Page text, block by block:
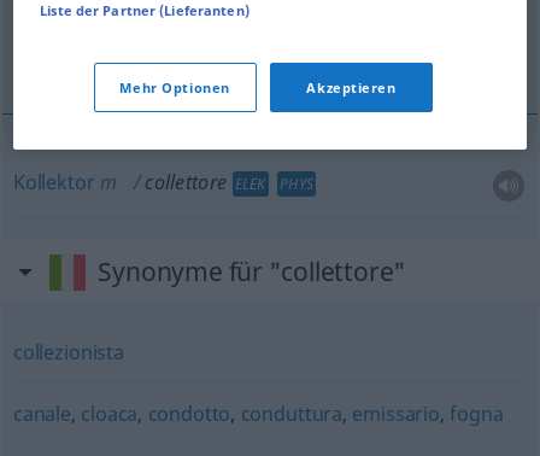
(Für mehr Details die Übersetzung anklicken/antippen)
Kollektor
Kollektor m collettore ELEK PHYS
Synonyme für "collettore"
collezionista
canale, cloaca, condotto, conduttura, emissario,fogna
Liste der Partner (Lieferanten)
Mehr Optionen Akzeptieren